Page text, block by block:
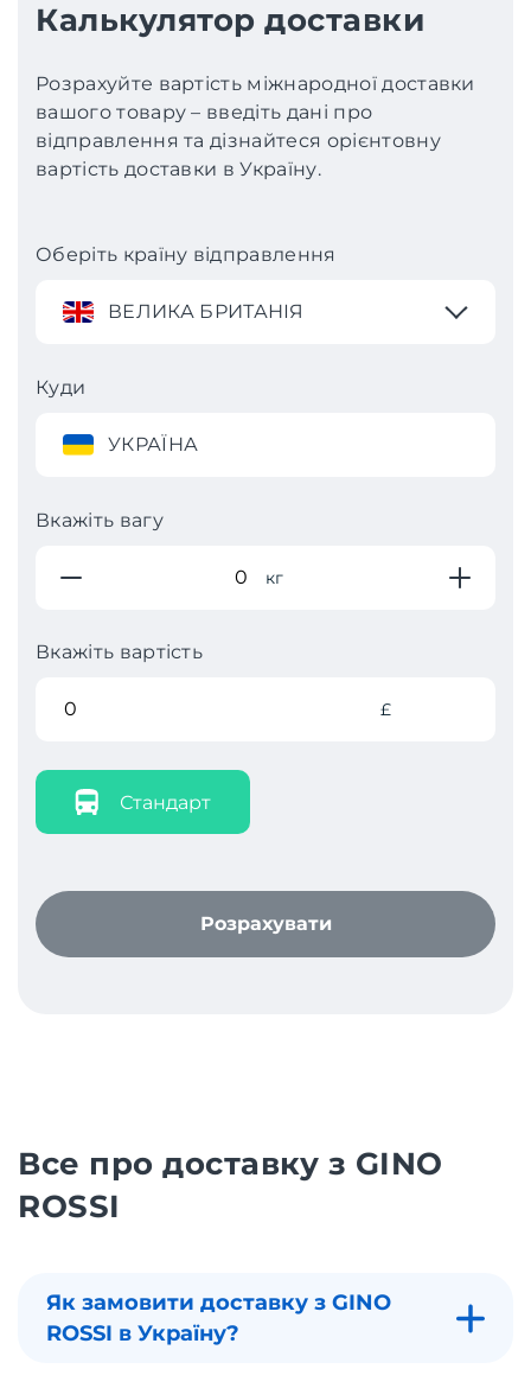
Калькулятор доставки
Розрахуйте вартість міжнародної доставки
вашого товару – введіть дані про
відправлення та дізнайтеся орієнтовну
вартість доставки в Україну.
Оберіть країну відправлення
ВЕЛИКА БРИТАНІЯ
Куди
УКРАЇНА
Вкажіть вагу
кг
Вкажіть вартість
£
Стандарт
Розрахувати
Все про доставку з GINO
ROSSI
Як замовити доставку з GINO
ROSSI в Україну?